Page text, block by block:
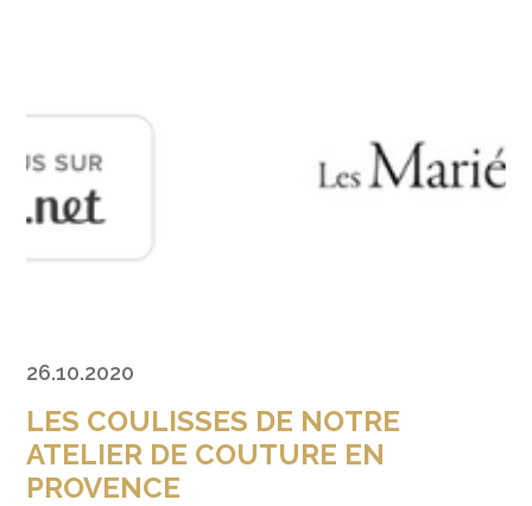
26.10.2020
LES COULISSES DE NOTRE
ATELIER DE COUTURE EN
PROVENCE